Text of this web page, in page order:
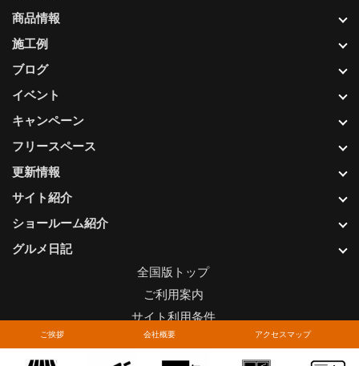
ご挨拶 会社概要 アクセスマップ
更新情報
サイト紹介
ショールーム紹介
グルメ日記
商品情報
施工例
ブログ
イベント
キャンペーン
フリースペース
全国版トップ
ご利用案内
サイト利用条件
プライバシーポリシー
関連リンク